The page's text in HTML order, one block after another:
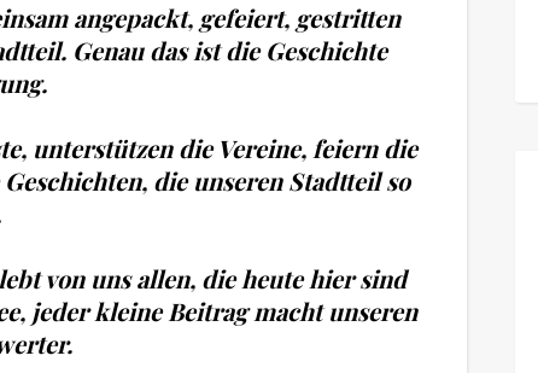
angepackt, gefeiert, gestritten
Genau das ist die Geschichte
unterstützen die Vereine, feiern die
die unseren Stadtteil so
von uns allen, die heute hier sind
jeder kleine Beitrag macht unseren